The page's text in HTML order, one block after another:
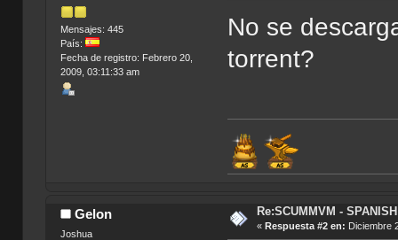
Mensajes: 445
País:
Fecha de registro: Febrero 20,
2009, 03:11:33 am
No se
torrent?
Gelon
Joshua
Re:SCUMMVM -
« Respuesta #2 en: Diciembre